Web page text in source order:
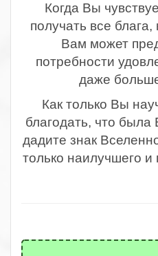
Когда Вы
получать все
Вам может
потребности
даже
Как только Вы
благодать, что
дадите знак
только наилучшего и